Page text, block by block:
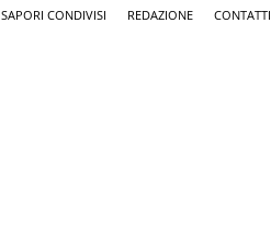
SAPORI CONDIVISI REDAZIONE CONTATTI